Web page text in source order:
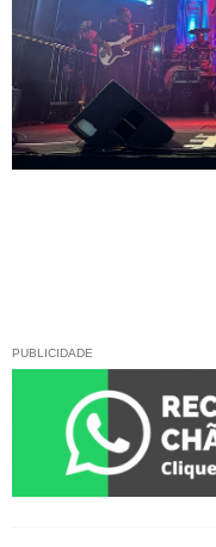
PUBLICIDADE